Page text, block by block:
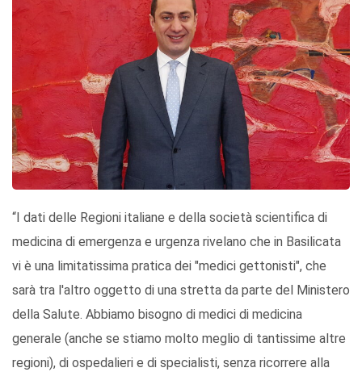
“I dati delle Regioni italiane e della società scientifica di
medicina di emergenza e urgenza rivelano che in Basilicata
vi è una limitatissima pratica dei "medici gettonisti", che
sarà tra l'altro oggetto di una stretta da parte del Ministero
della Salute. Abbiamo bisogno di medici di medicina
generale (anche se stiamo molto meglio di tantissime altre
regioni), di ospedalieri e di specialisti, senza ricorrere alla